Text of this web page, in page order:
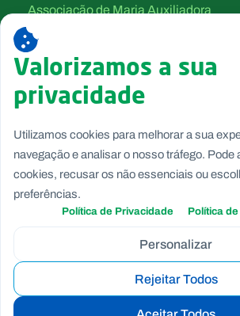
Associação de Maria Auxiliadora
Canção Nova
Filhas de Maria Auxiliadora
Salesianos Cooperadores
Voluntárias de Dom Bosco
Copyright © Fundação Salesianos
Canal de Denúncia Interno | Politica de
Valorizamos a sua
privacidade
Utilizamos cookies para melhorar a sua
navegação e analisar o nosso tráfego. Pode
cookies, recusar os não essenciais ou
preferências.
Política de Privacidade Política
Personalizar
Rejeitar Todos